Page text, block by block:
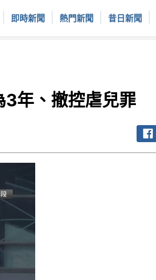
即時新聞 熱門新聞 昔日新聞
3年、撤控虐兒罪